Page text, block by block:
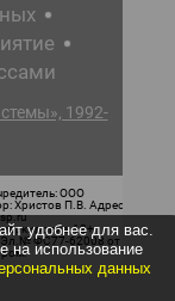
1992-
ООО
Христов П.В. Адрес
12+
Эл.№ ФС77-62008 от
удобнее для вас.
на использование
данных